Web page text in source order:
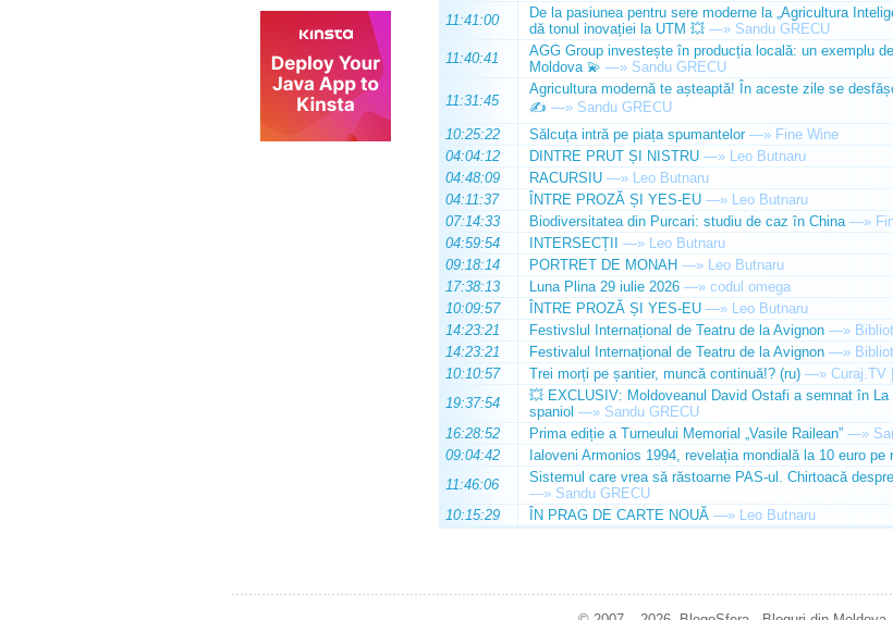
11:41:00
De la pasiunea pentru sere moderne la „Agricultura
dă tonul inovației la UTM 💥 —» Sandu GRECU
11:40:41
AGG Group investește în producția locală: un exemplu
Moldova 💫 —» Sandu GRECU
11:31:45
Agricultura modernă te așteaptă! În aceste zile se
✍️ —» Sandu GRECU
10:25:22
Sălcuța intră pe piața spumantelor —» Fine Wine
04:04:12
DINTRE PRUT ȘI NISTRU —» Leo Butnaru
04:48:09
RACURSIU —» Leo Butnaru
04:11:37
ÎNTRE PROZĂ ȘI YES-EU —» Leo Butnaru
07:14:33
Biodiversitatea din Purcari: studiu de caz în China —»
04:59:54
INTERSECȚII —» Leo Butnaru
09:18:14
PORTRET DE MONAH —» Leo Butnaru
17:38:13
Luna Plina 29 iulie 2026 —» codul omega
10:09:57
ÎNTRE PROZĂ ȘI YES-EU —» Leo Butnaru
14:23:21
Festivslul Internațional de Teatru de la Avignon —»
14:23:21
Festivalul Internațional de Teatru de la Avignon —»
10:10:57
Trei morți pe șantier, muncă continuă!? (ru) —» Curaj.TV
19:37:54
💥 EXCLUSIV: Moldoveanul David Ostafi a semnat în
spaniol —» Sandu GRECU
16:28:52
Prima ediție a Turneului Memorial „Vasile Railean” —»
09:04:42
Ialoveni Armonios 1994, revelația mondială la 10 euro pe
11:46:06
Sistemul care vrea să răstoarne PAS-ul. Chirtoacă
—» Sandu GRECU
10:15:29
ÎN PRAG DE CARTE NOUĂ —» Leo Butnaru